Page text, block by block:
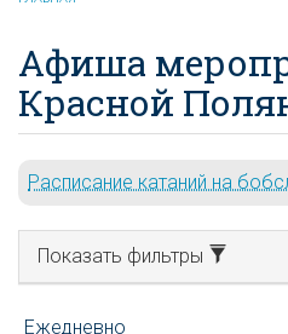
Афиша
Красной
Расписание катаний на
Показать фильтры